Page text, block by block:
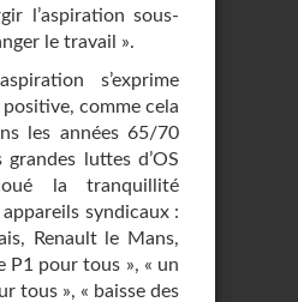
l’aspiration sous-
le travail ».
s’exprime
comme cela
les années 65/70
luttes d’OS
la tranquillité
syndicaux :
Renault le Mans,
P1 pour tous », « un
tous », « baisse des